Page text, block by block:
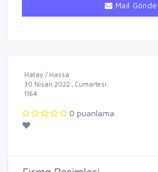
Mail
Hatay / Hassa
30 Nisan 2022 , Cumartesi
1164
0 puanlama.